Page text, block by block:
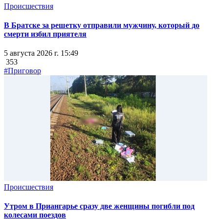
Происшествия
В Братске за решетку отправили мужчину, который до
смерти избил приятеля
5 августа 2026 г. 15:49
353
#Приговор
Происшествия
Утром в Приангарье сразу две женщины погибли под
колесами поездов